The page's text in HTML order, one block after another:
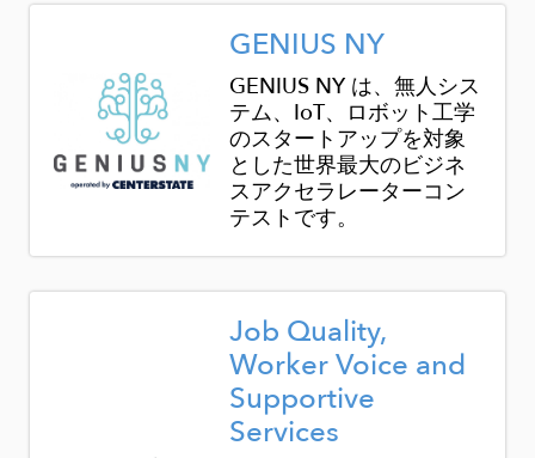
Image
GENIUS NY
GENIUS NY は、無人シス
テム、IoT、ロボット工学
のスタートアップを対象
とした世界最大のビジネ
スアクセラレーターコン
テストです。
Image
Job Quality,
Worker Voice and
Supportive
Services